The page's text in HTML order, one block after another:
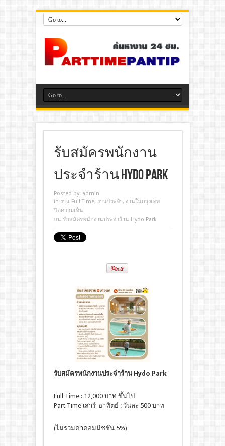
รับสมัครพนักงาน
ประจำร้าน Hydo Park
Posted by: admin
in งาน Full Time, งานประจํา, งานในกรุงเทพ
ปิดความเห็น
บน รับสมัครพนักงานประจำร้าน Hydo Park
รับสมัครพนักงานประจำร้าน Hydo Park
Full Time : 12,000 บาท ขึ้นไป
Part Time เสาร์-อาทิตย์ : วันละ 500 บาท
(ไม่รวมค่าคอมมิชชั่น 5%)